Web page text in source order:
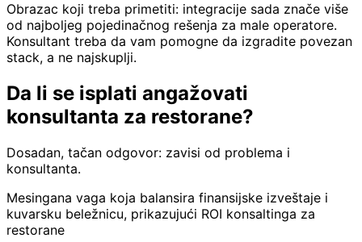
Obrazac koji treba primetiti: integracije sada znače više
od najboljeg pojedinačnog rešenja za male operatore.
Konsultant treba da vam pomogne da izgradite povezan
stack, a ne najskuplji.
Da li se isplati angažovati
konsultanta za restorane?
Dosadan, tačan odgovor: zavisi od problema i
konsultanta.
Mesingana vaga koja balansira finansijske izveštaje i
kuvarsku beležnicu, prikazujući ROI konsaltinga za
restorane